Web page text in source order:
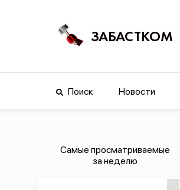
ЗАБАСТКОМ
Поиск Новости
Самые просматриваемые
за неделю